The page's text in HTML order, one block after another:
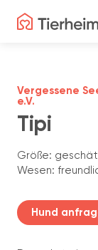
Tipi
Vergessene
e.V.
Größe:
Wesen:
Hund